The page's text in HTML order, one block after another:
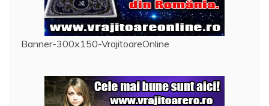
Banner-300x150-VrajitoareOnline